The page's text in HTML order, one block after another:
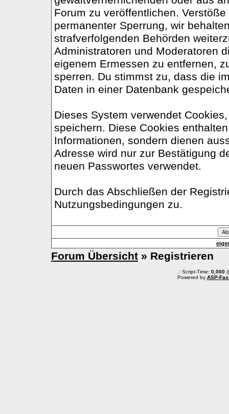
Forum zu veröffentlichen.
permanenter Sperrung, wir
strafverfolgenden Behörden
Administratoren und Moderatoren
eigenem Ermessen zu entfernen,
sperren. Du stimmst zu, dass die
Daten in einer Datenbank
Dieses System verwendet
speichern. Diese Cookies
Informationen, sondern dienen
Adresse wird nur zur Bestätigung
neuen Passwortes verwendet.
Durch das Abschließen der
Nutzungsbedingungen zu.
Forum Übersicht » Registrieren
.: Script-Time: 0,000||
Powered by ASP-